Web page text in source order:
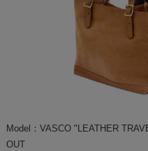
Model：VASCO "LEATHER
OUT